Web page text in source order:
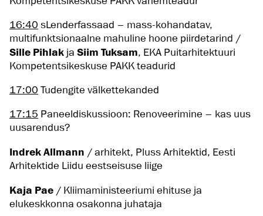
16:40 sLenderfassaad – mass-kohandatav,
multifunktsionaalne mahuline hoone piirdetarind /
Sille Pihlak ja Siim Tuksam, EKA Puitarhitektuuri
Kompetentsikeskuse PAKK teadurid
17:00 Tudengite välkettekanded
17:15 Paneeldiskussioon: Renoveerimine – kas uus
uusarendus?
Indrek Allmann / arhitekt, Pluss Arhitektid, Eesti
Arhitektide Liidu eestseisuse liige
Kaja Pae / Kliimaministeeriumi ehituse ja
elukeskkonna osakonna juhataja